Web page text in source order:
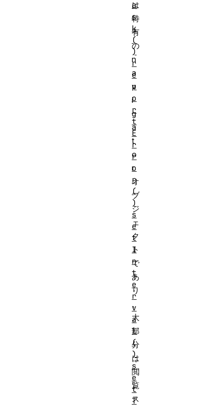
は
特
有
の
n
a
v
i
g
a
t
o
r
オ
ブ
ジ
ェ
ク
ト
で
あ
り
、
大
部
分
は
閲
覧
ス
a
s
k
(
)
r
e
p
o
r
t
E
r
r
o
r
(
)
s
e
t
I
n
t
e
r
v
a
l
(
)
s
e
t
T